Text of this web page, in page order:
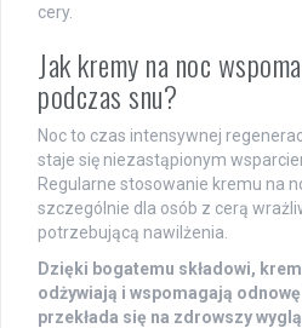
cery.
Jak kremy na noc
podczas snu?
Noc to czas intensywnej
staje się niezastąpionym
Regularne stosowanie kremu na
szczególnie dla osób z cerą
potrzebującą nawilżenia.
Dzięki bogatemu składowi,
odżywiają i wspomagają
przekłada się na zdrowszy